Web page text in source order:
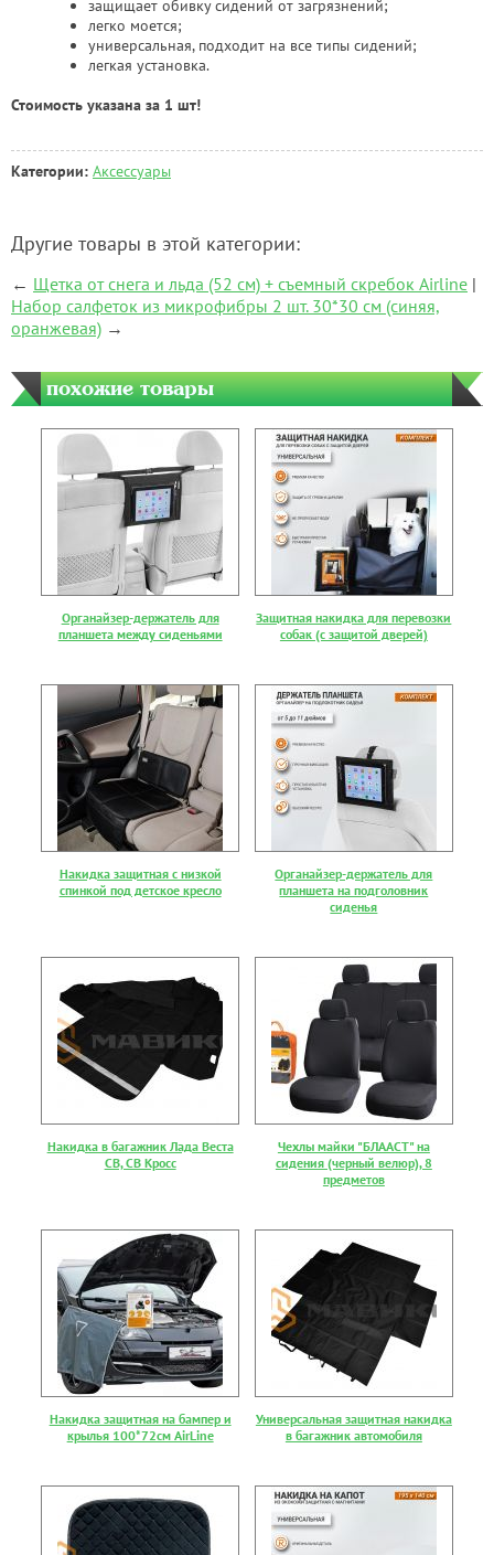
защищает обивку сидений от загрязнений;
легко моется;
универсальная, подходит на все типы сидений;
легкая установка.
Стоимость указана за 1 шт!
Категории: Аксессуары
Другие товары в этой категории:
← Щетка от снега и льда (52 см) + съемный скребок Airline |
Набор салфеток из микрофибры 2 шт. 30*30 см (синяя,
оранжевая) →
похожие товары
Органайзер-держатель для
планшета между сиденьями
Защитная накидка для перевозки
собак (с защитой дверей)
Накидка защитная с низкой
спинкой под детское кресло
Органайзер-держатель для
планшета на подголовник
сиденья
Накидка в багажник Лада Веста
СВ, СВ Кросс
Чехлы майки "БЛААСТ" на
сидения (черный велюр), 8
предметов
Накидка защитная на бампер и
крылья 100*72см AirLine
Универсальная защитная накидка
в багажник автомобиля